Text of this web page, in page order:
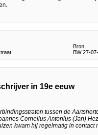
Bron
BW 27-
in 19e eeuw
tussen de
Cornelius Antonius (Jan)
kwam hij regelmatig in contact